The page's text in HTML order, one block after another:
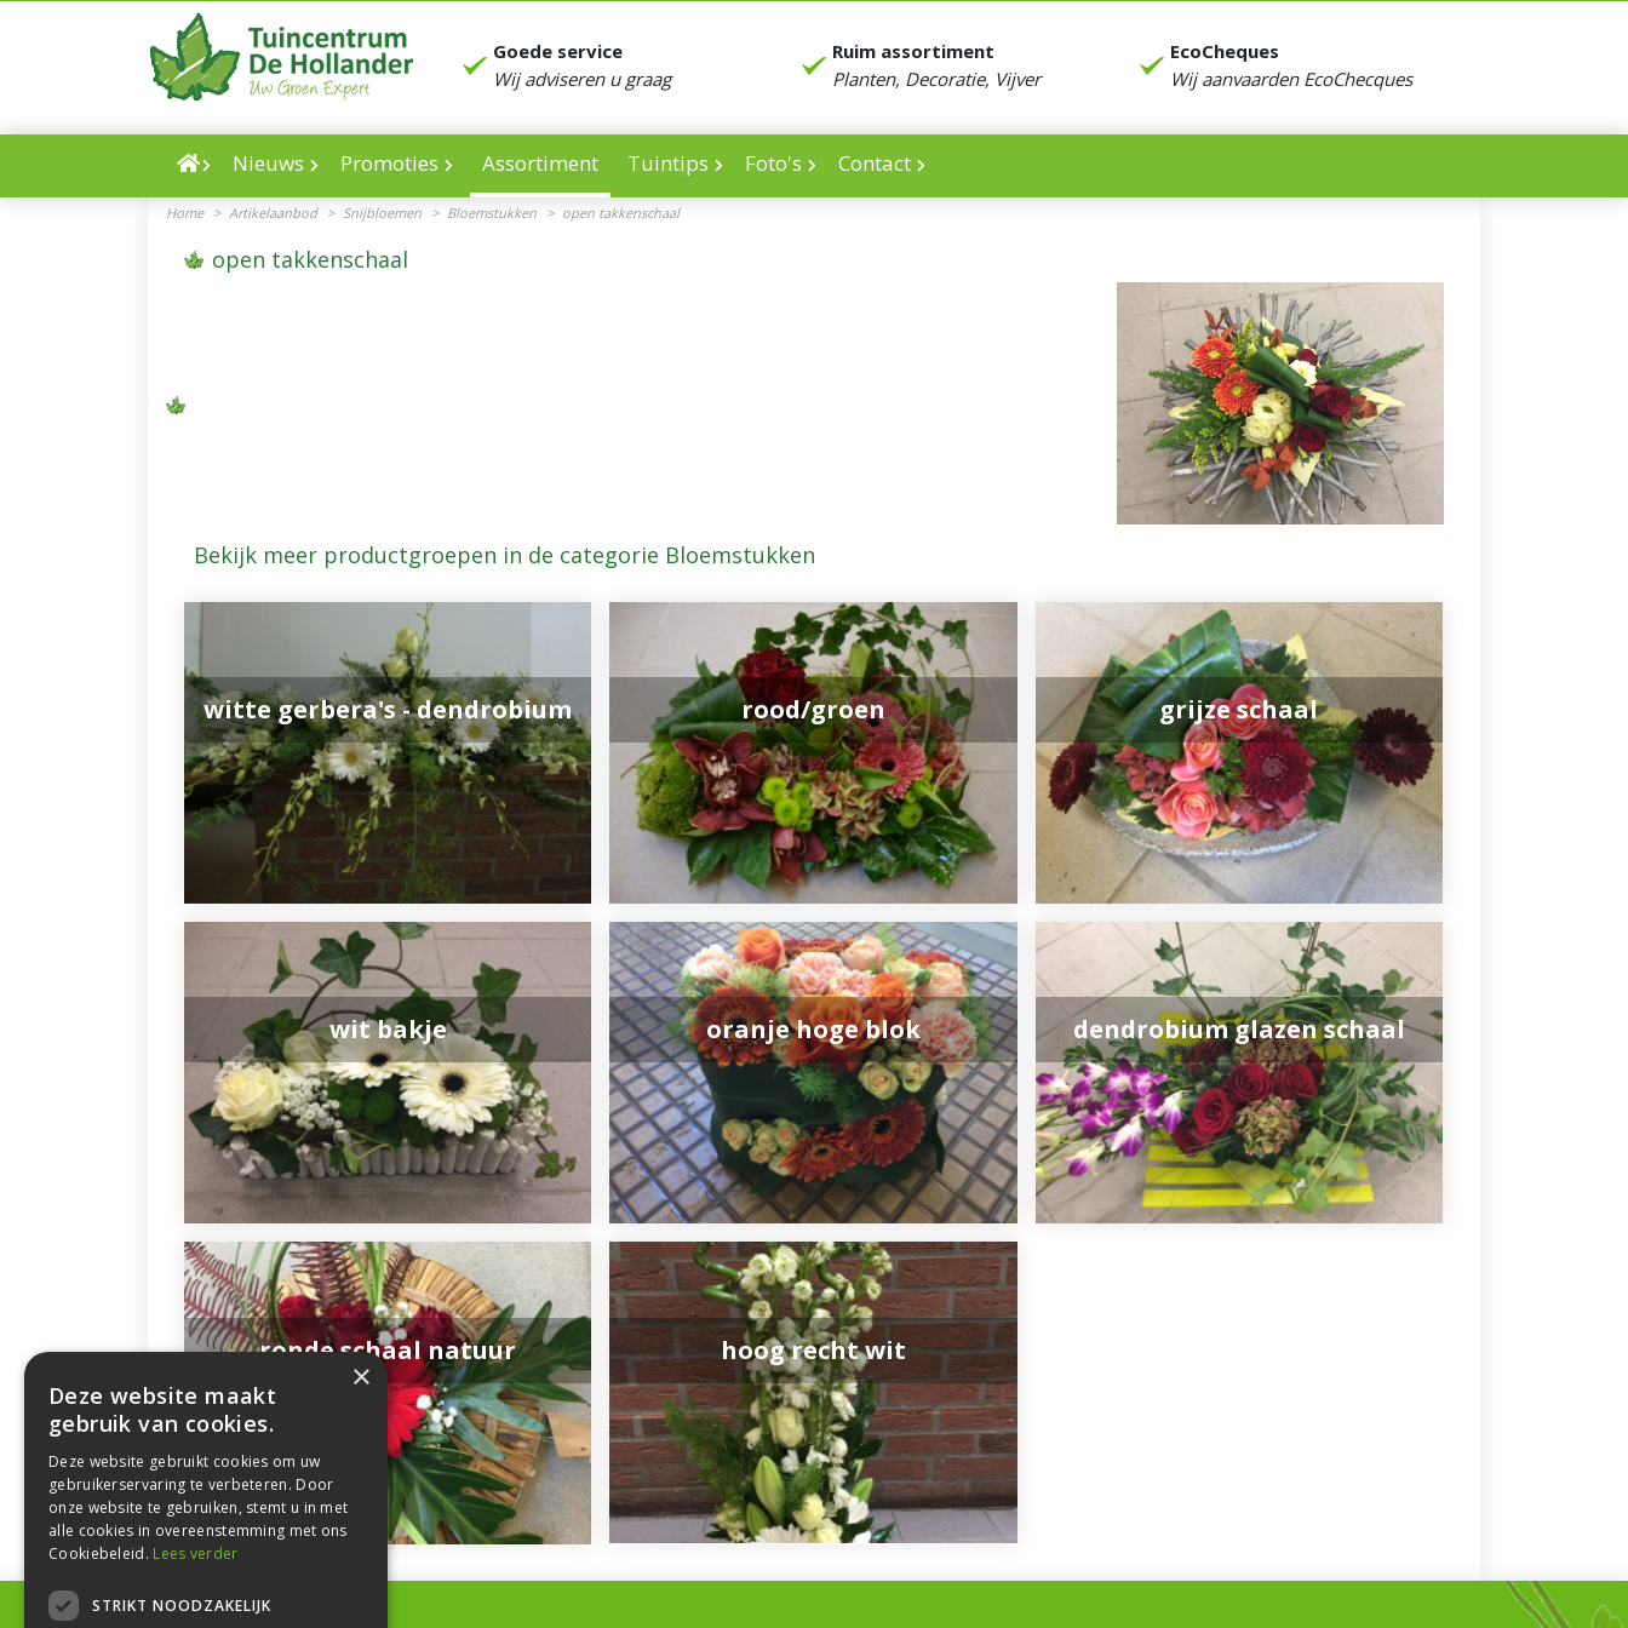
Goede service
Wij adviseren u graag
Ruim assortiment
Planten, Decoratie, Vijver
EcoCheques
Wij aanvaarden EcoChecques
Nieuws Promoties Assortiment Tuintips Foto's Contact
Home > Artikelaanbod > Snijbloemen > Bloemstukken > open takkenschaal
open takkenschaal
Bekijk meer productgroepen in de categorie Bloemstukken
witte gerbera's - dendrobium rood/groen grijze schaal
wit bakje oranje hoge blok dendrobium glazen schaal
ronde schaal natuur hoog recht wit
×
Deze website maakt
gebruik van cookies.
Deze website gebruikt cookies om uw
gebruikerservaring te verbeteren. Door
onze website te gebruiken, stemt u in met
alle cookies in overeenstemming met ons
Cookiebeleid. Lees verder
STRIKT NOODZAKELIJK